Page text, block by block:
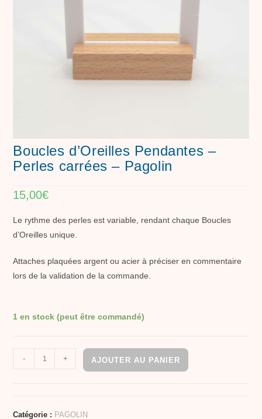
Boucles d’Oreilles Pendantes –
Perles carrées – Pagolin
15,00€
Le rythme des perles est variable, rendant chaque Boucles
d’Oreilles unique.
Attaches plaquées argent ou acier à préciser en commentaire
lors de la validation de la commande.
1 en stock (peut être commandé)
- + AJOUTER AU PANIER
Catégorie : PAGOLIN